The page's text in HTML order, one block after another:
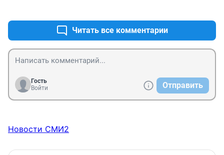
Читать все комментарии
Гость
Войти
Отправить
Новости СМИ2